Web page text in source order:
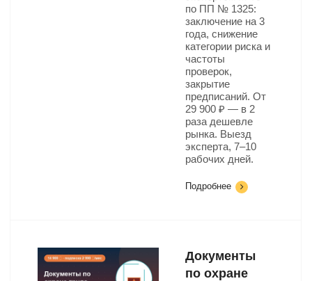
по ПП № 1325:
заключение на 3
года, снижение
категории риска и
частоты
проверок,
закрытие
предписаний. От
29 900 ₽ — в 2
раза дешевле
рынка. Выезд
эксперта, 7–10
рабочих дней.
Подробнее
Документы
по охране